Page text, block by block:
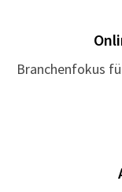
Branchenfokus